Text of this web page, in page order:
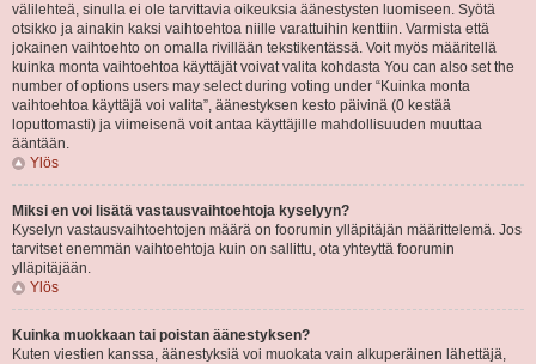
välilehteä, sinulla ei ole tarvittavia oikeuksia äänestysten luomiseen. Syötä
otsikko ja ainakin kaksi vaihtoehtoa niille varattuihin kenttiin. Varmista että
jokainen vaihtoehto on omalla rivillään tekstikentässä. Voit myös määritellä
kuinka monta vaihtoehtoa käyttäjät voivat valita kohdasta You can also set the
number of options users may select during voting under “Kuinka monta
vaihtoehtoa käyttäjä voi valita”, äänestyksen kesto päivinä (0 kestää
loputtomasti) ja viimeisenä voit antaa käyttäjille mahdollisuuden muuttaa
ääntään.
Ylös
Miksi en voi lisätä vastausvaihtoehtoja kyselyyn?
Kyselyn vastausvaihtoehtojen määrä on foorumin ylläpitäjän määrittelemä. Jos
tarvitset enemmän vaihtoehtoja kuin on sallittu, ota yhteyttä foorumin
ylläpitäjään.
Ylös
Kuinka muokkaan tai poistan äänestyksen?
Kuten viestien kanssa, äänestyksiä voi muokata vain alkuperäinen lähettäjä,